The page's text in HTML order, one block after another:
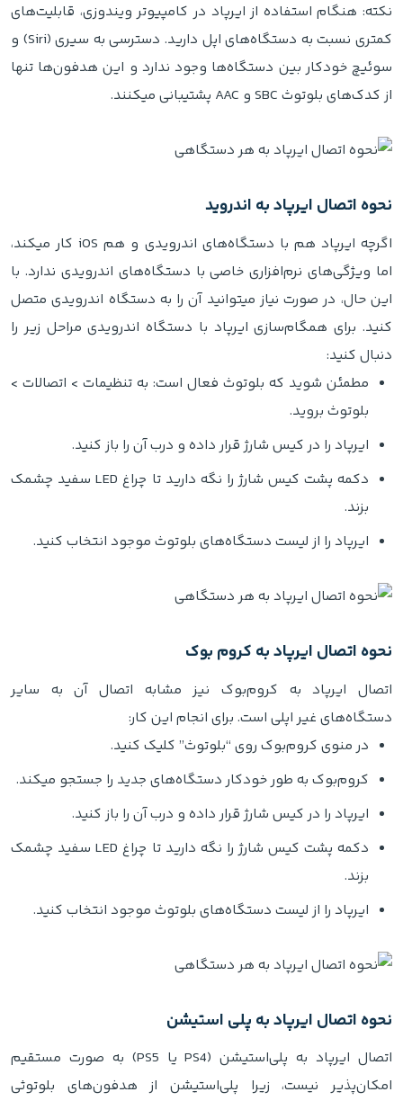
نکته: هنگام استفاده از ایرپاد در کامپیوتر ویندوزی، قابلیت‌های
کمتری نسبت به دستگاه‌های اپل دارید. دسترسی به سیری (Siri) و
سوئیچ خودکار بین دستگاه‌ها وجود ندارد و این هدفون‌ها تنها
از کدک‌های بلوتوث SBC و AAC پشتیبانی میکنند.
نحوه اتصال ایرپاد به اندروید
اگرچه ایرپاد هم با دستگاه‌های اندرویدی و هم iOS کار میکند،
اما ویژگی‌های نرم‌افزاری خاصی با دستگاه‌های اندرویدی ندارد. با
این حال، در صورت نیاز میتوانید آن را به دستگاه اندرویدی متصل
کنید. برای همگام‌سازی ایرپاد با دستگاه اندرویدی مراحل زیر را
دنبال کنید:
مطمئن شوید که بلوتوث فعال است: به تنظیمات > اتصالات >
بلوتوث بروید.
ایرپاد را در کیس شارژ قرار داده و درب آن را باز کنید.
دکمه پشت کیس شارژ را نگه دارید تا چراغ LED سفید چشمک
بزند.
ایرپاد را از لیست دستگاه‌های بلوتوث موجود انتخاب کنید.
نحوه اتصال ایرپاد به کروم‌ بوک
اتصال ایرپاد به کروم‌بوک نیز مشابه اتصال آن به سایر
دستگاه‌های غیر اپلی است. برای انجام این کار:
در منوی کروم‌بوک روی “بلوتوث” کلیک کنید.
کروم‌بوک به طور خودکار دستگاه‌های جدید را جستجو میکند.
ایرپاد را در کیس شارژ قرار داده و درب آن را باز کنید.
دکمه پشت کیس شارژ را نگه دارید تا چراغ LED سفید چشمک
بزند.
ایرپاد را از لیست دستگاه‌های بلوتوث موجود انتخاب کنید.
نحوه اتصال ایرپاد به پلی‌ استیشن
اتصال ایرپاد به پلی‌استیشن (PS4 یا PS5) به صورت مستقیم
امکان‌پذیر نیست، زیرا پلی‌استیشن از هدفون‌های بلوتوثی